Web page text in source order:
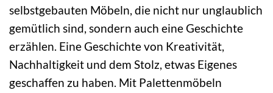
selbstgebauten Möbeln, die nicht nur unglaublich
gemütlich sind, sondern auch eine Geschichte
erzählen. Eine Geschichte von Kreativität,
Nachhaltigkeit und dem Stolz, etwas Eigenes
geschaffen zu haben. Mit Palettenmöbeln